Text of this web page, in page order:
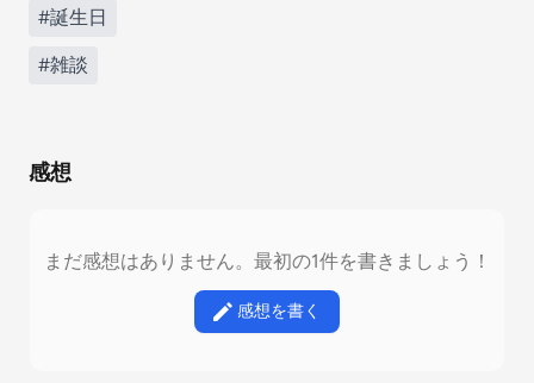
#誕生日
#雑談
感想
まだ感想はありません。最初の1件を書きましょう！
感想を書く